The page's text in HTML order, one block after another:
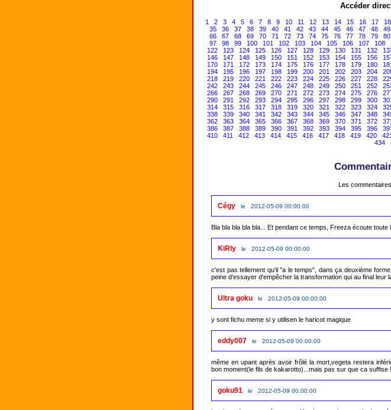
Accéder
1 2 3 4 5 6 7 8 9 10 11 12 13 14 15 16 17 18
35
36 37 38 39 40 41 42 43 44 45 46 47 48 49
66
67 68 69 70 71 72 73 74 75 76 77 78 79 80
97
98 99 100 101 102 103 104 105 106 107 108
122
123 124 125 126 127 128 129 130 131 132
146
147 148 149 150 151 152 153 154 155 156
170
171 172 173 174 175 176 177 178 179 180
194
195 196 197 198 199 200 201 202 203 204
218
219 220 221 222 223 224 225 226 227 228
242
243 244 245 246 247 248 249 250 251 252
266
267 268 269 270 271 272 273 274 275 276
290
291 292 293 294 295 296 297 298 299 300
314
315 316 317 318 319 320 321 322 323 324
338
339 340 341 342 343 344 345 346 347 348
362
363 364 365 366 367 368 369 370 371 372
386
387 388 389 390 391 392 393 394 395 396
410
411 412 413 414 415 416 417 418 419 420 421
434
Les
Cégy le 2012-05-09 00:00:00
Bla bla bla bla bla... Et pendant ce temps, Freeza écoute
KiRly le 2012-05-09 00:00:00
c'est pas tellement qu'il "a le temps", dans ça deuxième
peine d'essayer d'empêcher la transformation qui au final leur
Ultra goku le 2012-05-09 00:00:00
eddy007 le 2012-05-09 00:00:00
même en upant après avoir frôlé la mort,vegeta restera
bon moment(le fils de kakarotto)...mais pas sur que ca suffise !
goku91 le 2012-05-09 00:00:00